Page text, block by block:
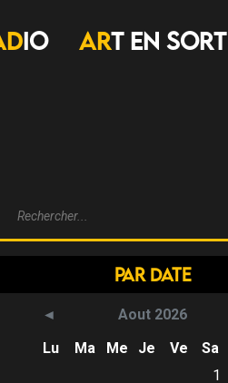
IO ART EN SORT
Par Date
Aout 2026
Lu
Ma Me Je Ve Sa
1